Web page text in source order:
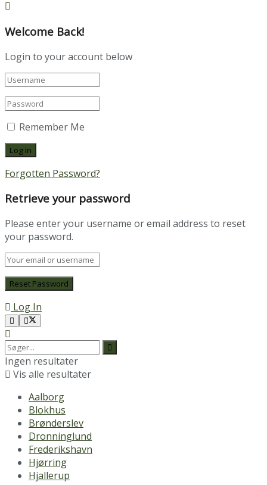
Welcome Back!
Login to your account below
Remember Me
Forgotten Password?
Retrieve your password
Please enter your username or email address to reset
your password.
Log In
Ingen resultater
Vis alle resultater
Aalborg
Blokhus
Brønderslev
Dronninglund
Frederikshavn
Hjørring
Hjallerup